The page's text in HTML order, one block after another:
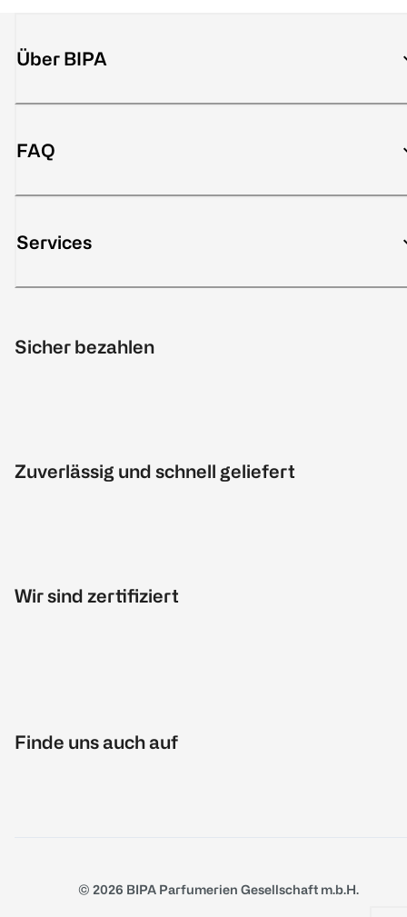
Über BIPA
FAQ
Services
Sicher bezahlen
Zuverlässig und schnell geliefert
Wir sind zertifiziert
Finde uns auch auf
© 2026 BIPA Parfumerien Gesellschaft m.b.H.